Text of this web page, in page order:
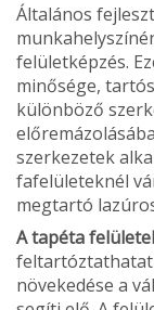
Általános
felületképzés.
mi­nősége,
különböző
szerkezetek
fafelületeknél
megtartó
A tapéta
növekedése a